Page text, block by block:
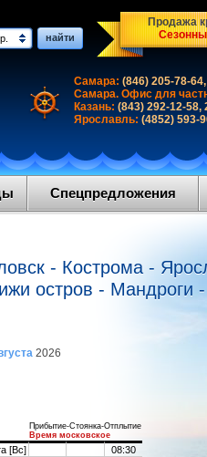
найти
Продажа
Самара: (846) 205-78-
Самара. Офис для
Казань: (843) 292-12-58,
Ярославль: (4852) 593-
Спецпредложения
- Кострома -
остров - Мандроги
2026
Прибытие-Стоянка-Отплытие
Время московское
[Вс]
08:30